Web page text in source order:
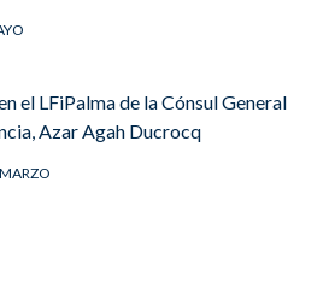
el LFiPalma de la Cónsul General
Azar Agah Ducrocq
MARZO